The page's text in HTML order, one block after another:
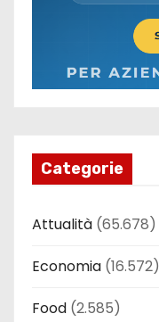
Categorie
Attualità (65.678)
Economia (16.572)
Food (2.585)